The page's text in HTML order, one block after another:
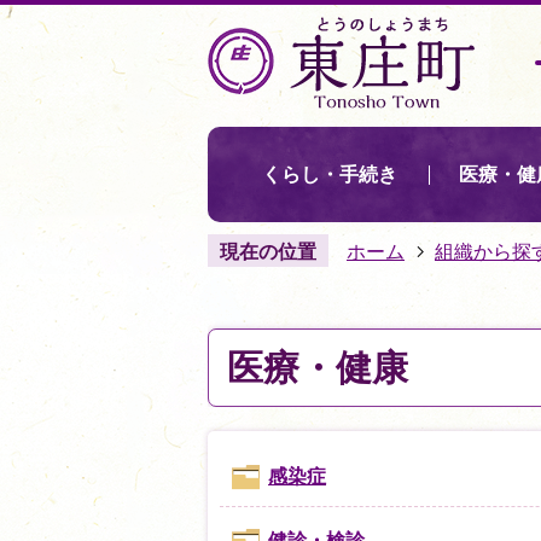
くらし・手続き 医療・
現在の位置 ホーム 組織から探
医療・健康
感染症